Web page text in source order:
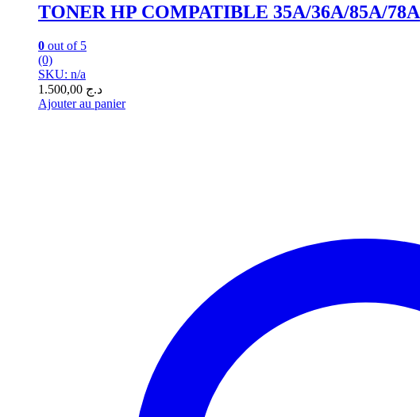
TONER HP COMPATIBLE 35A/36A/85A/78A
0 out of 5
(0)
SKU: n/a
د.ج
Ajouter au panier